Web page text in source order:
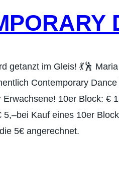
getanzt im Gleis! 💃🕺
Contemporary
Erwachsene! 10er Block: €
5,–bei Kauf eines 10er
5€ angerechnet.